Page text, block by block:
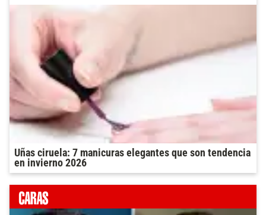
Uñas ciruela: 7 manicuras elegantes que son tendencia
en invierno 2026